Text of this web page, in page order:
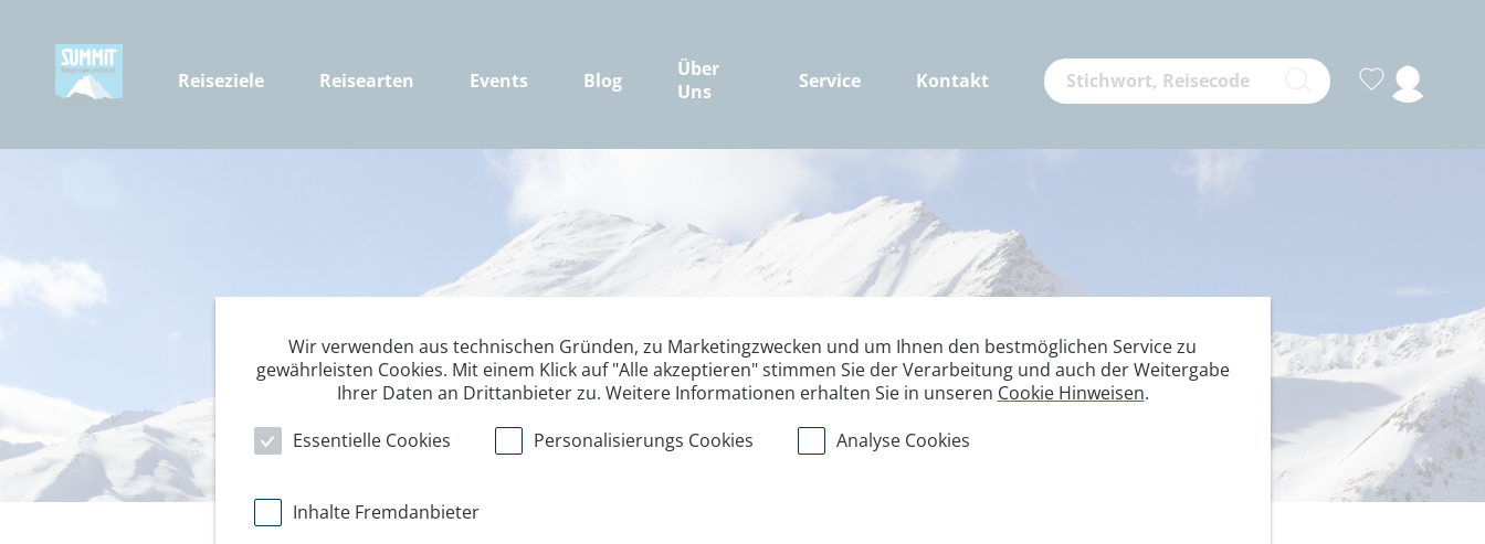
Reiseziele Reisearten Events Blog
Über
Uns
Service Kontakt
Wir verwenden aus technischen Gründen, zu Marketingzwecken und um Ihnen den bestmöglichen Service zu
gewährleisten Cookies. Mit einem Klick auf "Alle akzeptieren" stimmen Sie der Verarbeitung und auch der Weitergabe
Ihrer Daten an Drittanbieter zu. Weitere Informationen erhalten Sie in unseren Cookie Hinweisen.
Essentielle Cookies
Personalisierungs Cookies Analyse Cookies
Inhalte Fremdanbieter